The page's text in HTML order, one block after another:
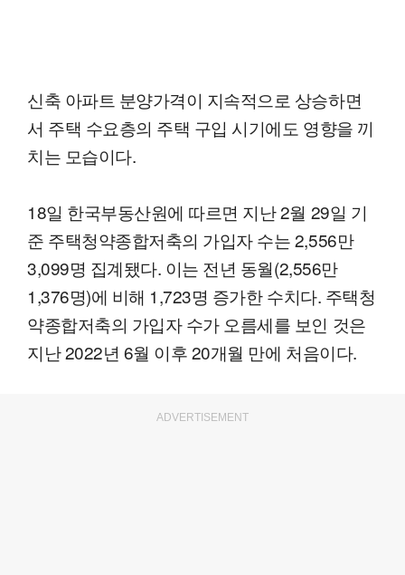
신축 아파트 분양가격이 지속적으로 상승하면
서 주택 수요층의 주택 구입 시기에도 영향을 끼
치는 모습이다.
18일 한국부동산원에 따르면 지난 2월 29일 기
준 주택청약종합저축의 가입자 수는 2,556만
3,099명 집계됐다. 이는 전년 동월(2,556만
1,376명)에 비해 1,723명 증가한 수치다. 주택청
약종합저축의 가입자 수가 오름세를 보인 것은
지난 2022년 6월 이후 20개월 만에 처음이다.
ADVERTISEMENT